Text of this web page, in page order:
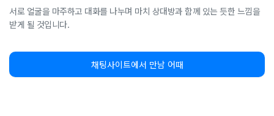
서로 얼굴을 마주하고 대화를 나누며 마치 상대방과 함께 있는 듯한 느낌을
받게 될 것입니다.
채팅사이트에서 만남 어때